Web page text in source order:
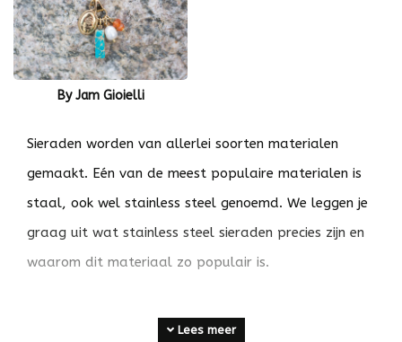
By Jam Gioielli
Sieraden worden van allerlei soorten materialen
gemaakt. Eén van de meest populaire materialen is
staal, ook wel stainless steel genoemd. We leggen je
graag uit wat stainless steel sieraden precies zijn en
waarom dit materiaal zo populair is.
Misschien wel één van de belangrijkste vragen, kan
Lees meer